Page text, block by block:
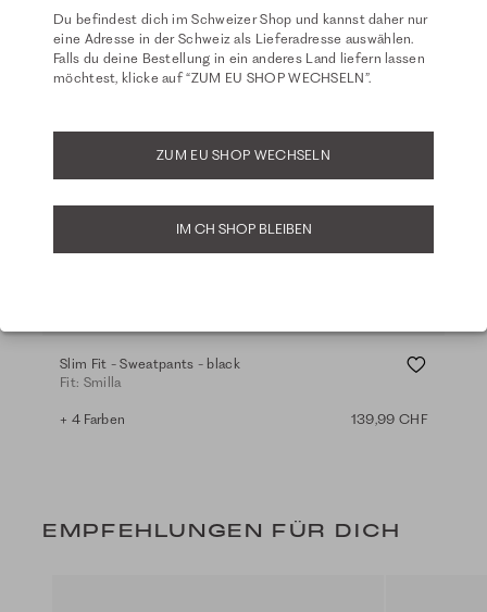
Slim Fit - Sweatpants - black
Fit: Smilla
+ 4 Farben 139,99 CHF
EMPFEHLUNGEN FÜR DICH
Du befindest dich im Schweizer Shop und kannst daher nur
eine Adresse in der Schweiz als Lieferadresse auswählen.
Falls du deine Bestellung in ein anderes Land liefern lassen
möchtest, klicke auf “ZUM EU SHOP WECHSELN”.
ZUM EU SHOP WECHSELN
IM CH SHOP BLEIBEN